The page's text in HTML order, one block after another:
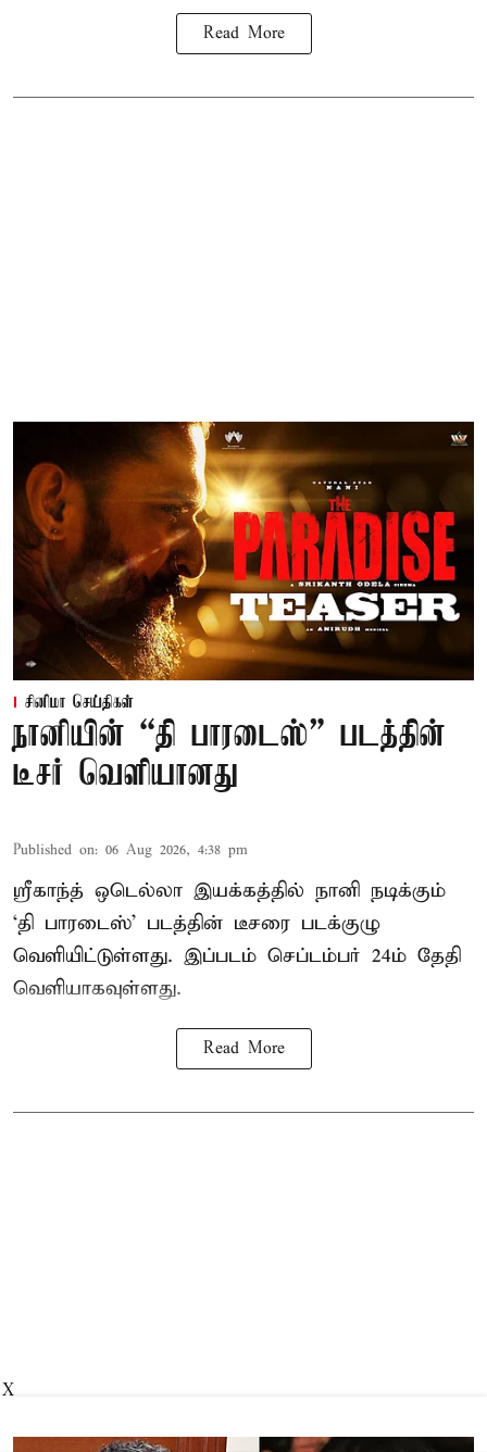
Read More
சினிமா செய்திகள்
நானியின் “தி பாரடைஸ்” படத்தின்
டீசர் வெளியானது
Published on: 06 Aug 2026, 4:38 pm
ஸ்ரீகாந்த் ஒடெல்லா இயக்கத்தில் நானி நடிக்கும்
‘தி பாரடைஸ்’ படத்தின் டீசரை படக்குழு
வெளியிட்டுள்ளது. இப்படம் செப்டம்பர் 24ம் தேதி
வெளியாகவுள்ளது.
Read More
X